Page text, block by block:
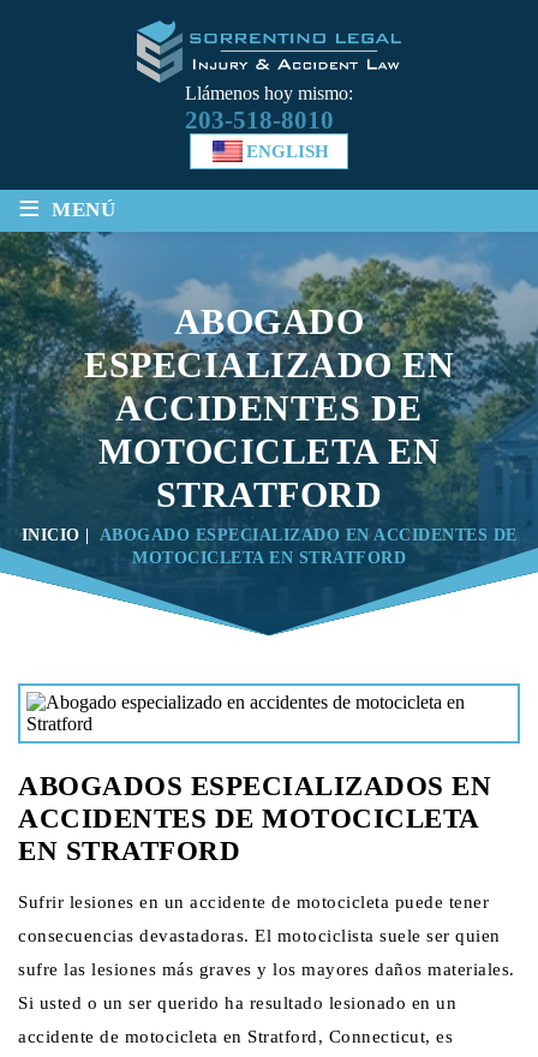
Llámenos hoy mismo:
203-518-8010
ENGLISH
≡ MENÚ
ABOGADO
ESPECIALIZADO EN
ACCIDENTES DE
MOTOCICLETA EN
STRATFORD
INICIO
ABOGADO ESPECIALIZADO EN ACCIDENTES DE
MOTOCICLETA EN STRATFORD
ABOGADOS ESPECIALIZADOS EN
ACCIDENTES DE MOTOCICLETA
EN STRATFORD
Sufrir lesiones en un accidente de motocicleta puede tener
consecuencias devastadoras. El motociclista suele ser quien
sufre las lesiones más graves y los mayores daños materiales.
Si usted o un ser querido ha resultado lesionado en un
accidente de motocicleta en Stratford, Connecticut, es